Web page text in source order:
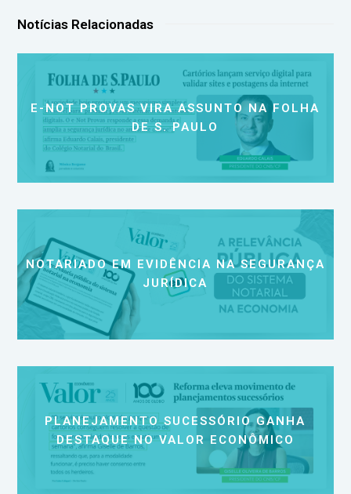
Notícias Relacionadas
E-NOT PROVAS VIRA ASSUNTO NA FOLHA
DE S. PAULO
NOTARIADO EM EVIDÊNCIA NA SEGURANÇA
JURÍDICA
PLANEJAMENTO SUCESSÓRIO GANHA
DESTAQUE NO VALOR ECONÔMICO